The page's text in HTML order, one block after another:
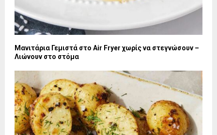
Μανιτάρια Γεμιστά στο Air Fryer χωρίς να στεγνώσουν –
Λιώνουν στο στόμα